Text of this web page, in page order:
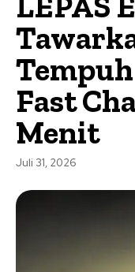
Fast
Menit
Juli 31, 2026